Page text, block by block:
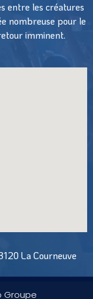
entre les créatures
nombreuse pour le
imminent.
La Courneuve
Groupe